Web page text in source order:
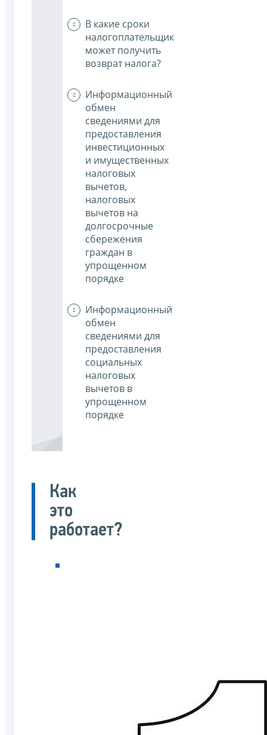
В какие сроки
налогоплательщик
может получить
возврат налога?
Информационный
обмен
сведениями для
предоставления
инвестиционных
и имущественных
налоговых
вычетов,
налоговых
вычетов на
долгосрочные
сбережения
граждан в
упрощенном
порядке
Информационный
обмен
сведениями для
предоставления
социальных
налоговых
вычетов в
упрощенном
порядке
Как
это
работает?